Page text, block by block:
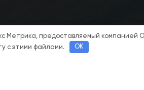
Метрика, предоставляемый компанией
с этими файлами.
OK